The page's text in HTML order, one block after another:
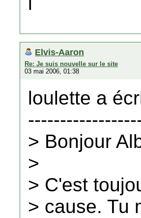
Elvis-Aaron
Re: Je suis nouvelle sur le site
03 mai 2006, 01:38
loulette a
> Bonjour
>
> C'est
> cause. Tu